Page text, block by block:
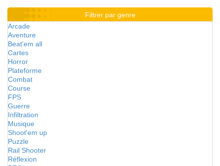
Filtrer par genre
Arcade
Aventure
Beat'em all
Cartes
Horror
Plateforme
Combat
Course
FPS
Guerre
Infiltration
Musique
Shoot'em up
Puzzle
Rail Shooter
Réflexion